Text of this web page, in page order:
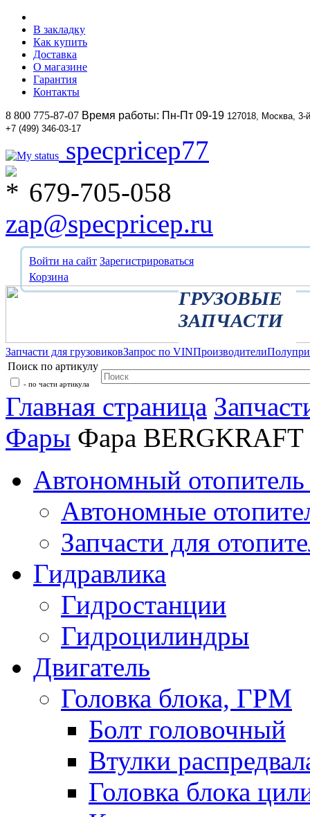
В закладку
Как купить
Доставка
О магазине
Гарантия
Контакты
8 800 775-87-07 Время работы: Пн-Пт 09-19 127018, Москва,
+7 (499) 346-03-17
specpricep77
679-705-058
zap@specpricep.ru
Войти на сайт Зарегистрироваться
Корзина
ГРУЗОВЫЕ
ЗАПЧАСТИ
Запчасти для грузовиковЗапрос по VINПроизводители
Поиск по артикулу
- по части артикула
Главная страница
Фары Фара
Автономный отопитель
Автономные
Запчасти для
Гидравлика
Гидростанции
Гидроцилиндры
Двигатель
Головка блока, ГРМ
Болт головочный
Втулки
Головка блока